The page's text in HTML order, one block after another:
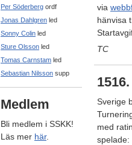
Per Söderberg ordf
Jonas Dahlgren led
Sonny Colin led
Sture Olsson led
Tomas Carnstam led
Sebastian Nilsson supp
Medlem
Bli medlem i SSKK!
Läs mer här.
via
hänvisa
TC
Sverige
med
spelade: